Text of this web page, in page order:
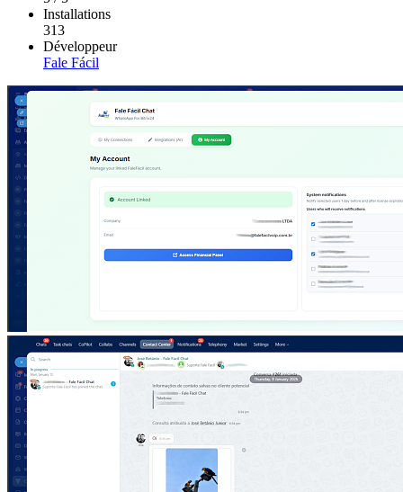
Installations
313
Développeur
Fale Fácil